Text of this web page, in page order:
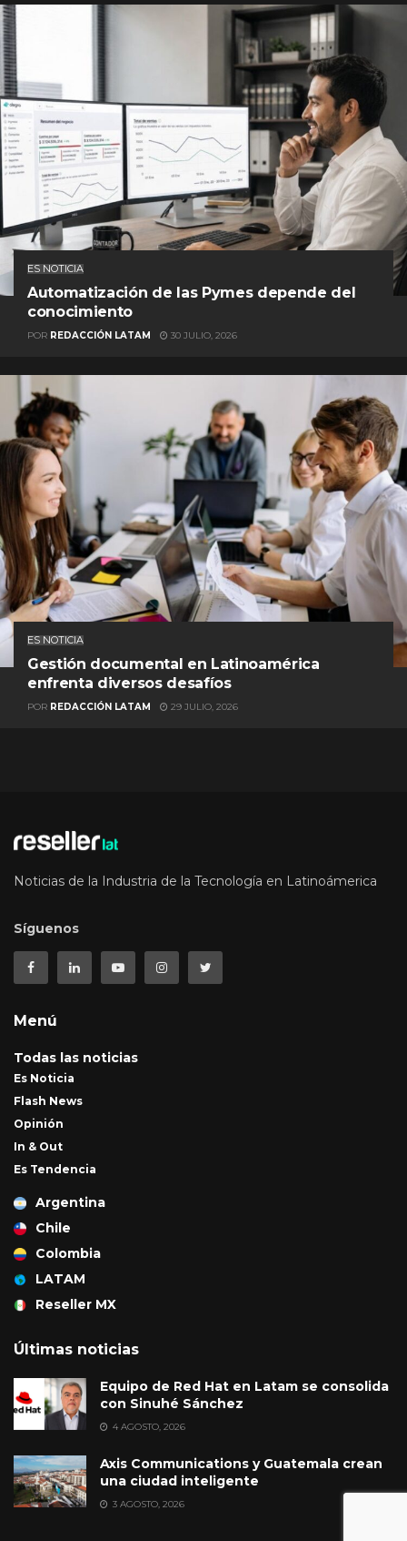
ES NOTICIA
Automatización de las Pymes depende del
conocimiento
POR REDACCIÓN LATAM 30 JULIO, 2026
ES NOTICIA
Gestión documental en Latinoamérica
enfrenta diversos desafíos
POR REDACCIÓN LATAM 29 JULIO, 2026
Noticias de la Industria de la Tecnología en Latinoámerica
Síguenos
Menú
Todas las noticias
Es Noticia
Flash News
Opinión
In & Out
Es Tendencia
Argentina
Chile
Colombia
LATAM
Reseller MX
Últimas noticias
Equipo de Red Hat en Latam se consolida
con Sinuhé Sánchez
4 AGOSTO, 2026
Axis Communications y Guatemala crean
una ciudad inteligente
3 AGOSTO, 2026